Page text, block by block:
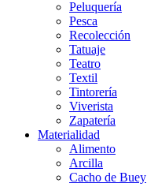
Peluquería
Pesca
Recolección
Tatuaje
Teatro
Textil
Tintorería
Viverista
Zapatería
Materialidad
Alimento
Arcilla
Cacho de Buey